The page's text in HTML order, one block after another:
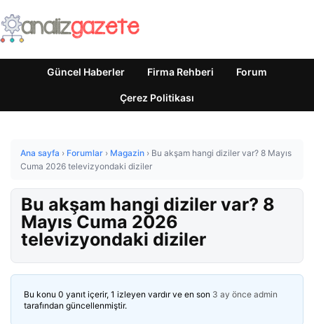
Güncel Haberler Firma Rehberi Forum
Çerez Politikası
Ana sayfa › Forumlar › Magazin › Bu akşam hangi diziler var? 8 Mayıs
Cuma 2026 televizyondaki diziler
Bu akşam hangi diziler var? 8
Mayıs Cuma 2026
televizyondaki diziler
Bu konu 0 yanıt içerir, 1 izleyen vardır ve en son 3 ay önce admin
tarafından güncellenmiştir.